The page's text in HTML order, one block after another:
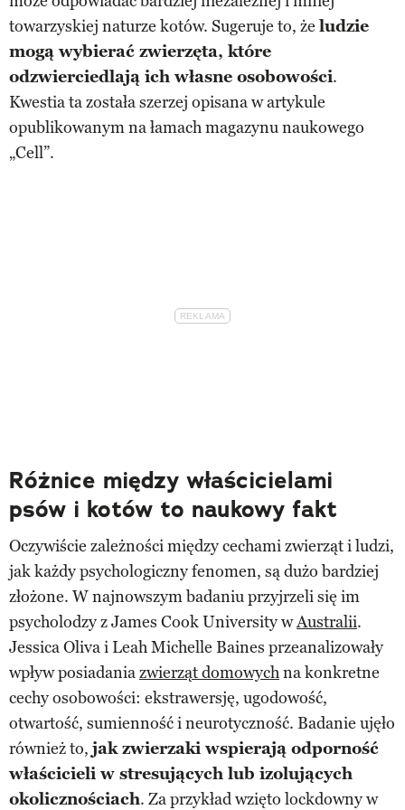
towarzyskiej naturze kotów. Sugeruje to, że ludzie
mogą wybierać zwierzęta, które
odzwierciedlają ich własne osobowości.
Kwestia ta została szerzej opisana w artykule
opublikowanym na łamach magazynu naukowego
„Cell”.
Różnice między właścicielami
psów i kotów to naukowy fakt
Oczywiście zależności między cechami zwierząt i ludzi,
jak każdy psychologiczny fenomen, są dużo bardziej
złożone. W najnowszym badaniu przyjrzeli się im
psycholodzy z James Cook University wAustralii.
Jessica Oliva i Leah Michelle Baines przeanalizowały
wpływ posiadaniazwierząt domowychna konkretne
cechy osobowości: ekstrawersję, ugodowość,
otwartość, sumienność i neurotyczność. Badanie ujęło
również to, jak zwierzaki wspierają odporność
właścicieli w stresujących lub izolujących
okolicznościach. Za przykład wzięto lockdowny w